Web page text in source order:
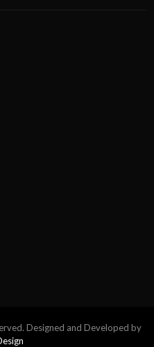
Designed and Developed by